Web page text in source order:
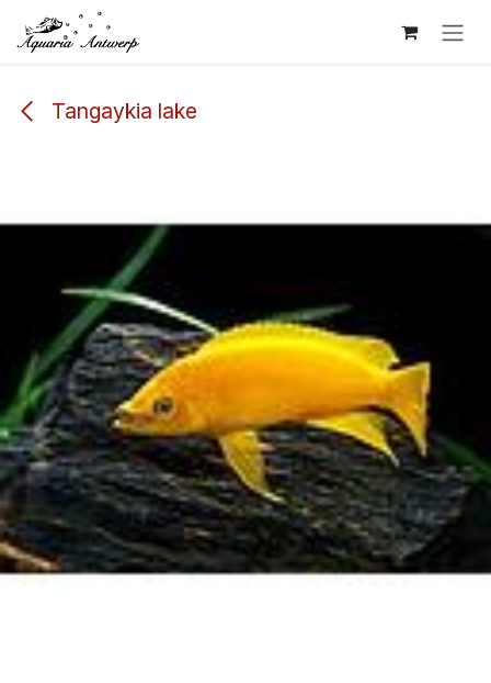
Overslaan naar inhoud
Tangaykia lake